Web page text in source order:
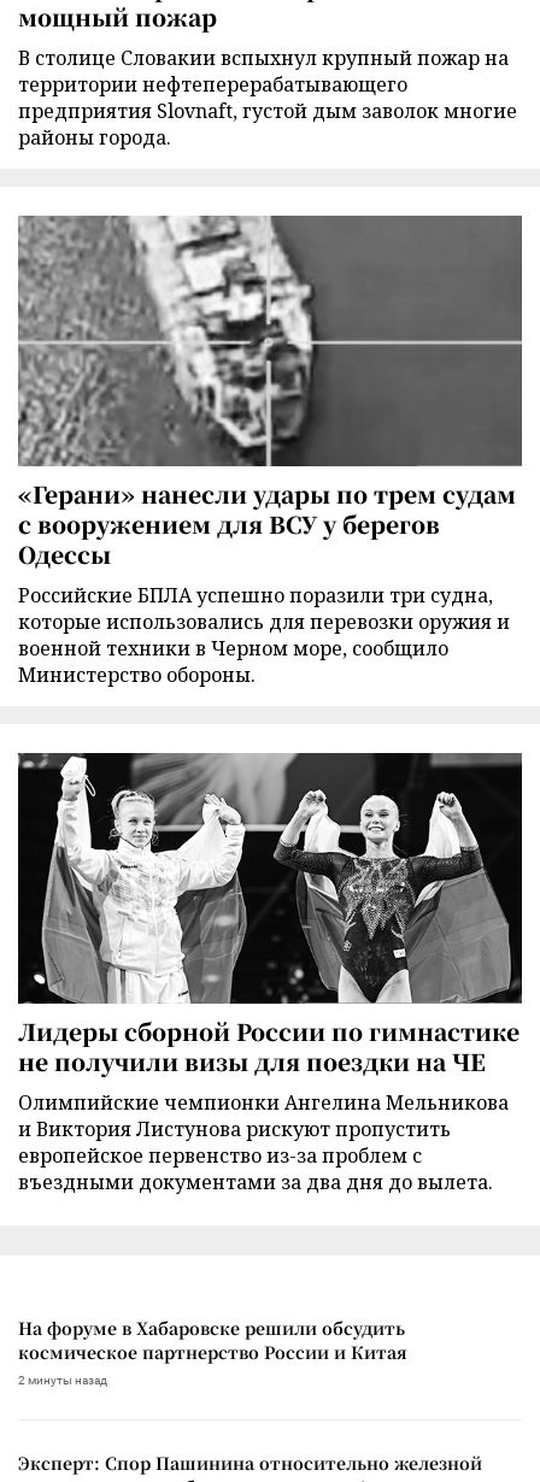
мощный пожар
В столице Словакии вспыхнул крупный пожар на
территории нефтеперерабатывающего
предприятия Slovnaft, густой дым заволок многие
районы города.
«Герани» нанесли удары по трем судам
с вооружением для ВСУ у берегов
Одессы
Российские БПЛА успешно поразили три судна,
которые использовались для перевозки оружия и
военной техники в Черном море, сообщило
Министерство обороны.
Лидеры сборной России по гимнастике
не получили визы для поездки на ЧЕ
Олимпийские чемпионки Ангелина Мельникова
и Виктория Листунова рискуют пропустить
европейское первенство из-за проблем с
въездными документами за два дня до вылета.
На форуме в Хабаровске решили обсудить
космическое партнерство России и Китая
2 минуты назад
Эксперт: Спор Пашинина относительно железной